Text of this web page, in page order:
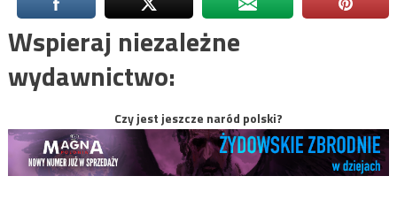
Wspieraj niezależne
wydawnictwo:
Czy jest jeszcze naród polski?